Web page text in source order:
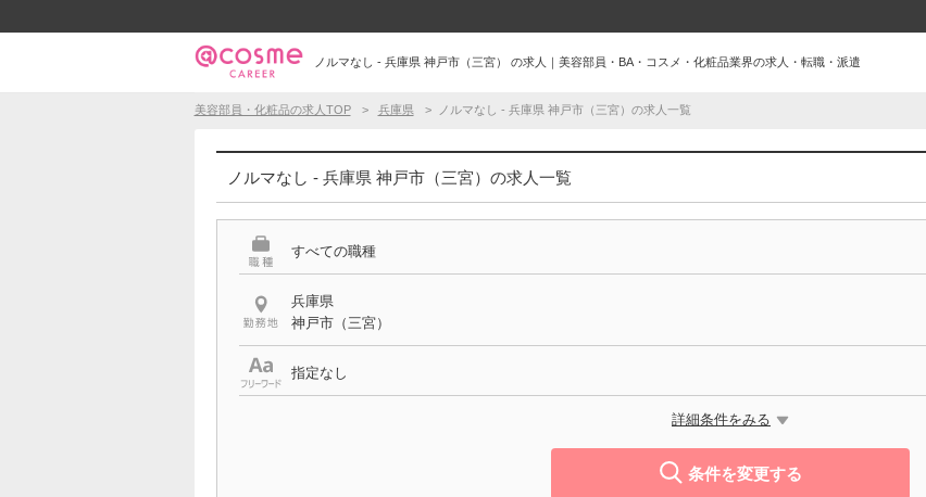
ノルマなし - 兵庫県 神戸市（三宮） の求人｜美容部員・BA・コスメ・化粧品業界の求人・転職・派遣
美容部員・化粧品の求人TOP 兵庫県 ノルマなし - 兵庫県 神戸市（三宮）の求人一覧
ノルマなし - 兵庫県 神戸市（三宮）の求人一覧
すべての職種
兵庫県
神戸市（三宮）
指定なし
詳細条件をみる
条件を変更する